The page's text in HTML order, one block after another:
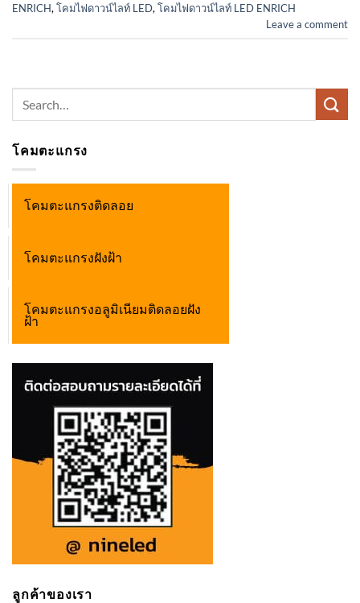
ENRICH, โคมไฟดาวน์ไลท์ LED, โคมไฟดาวน์ไลท์ LED ENRICH
Leave a comment
โคมตะแกรง
โคมตะแกรงติดลอย
โคมตะแกรงฝังฝ้า
โคมตะแกรงอลูมิเนียมติดลอยฝัง
ฝ้า
ลูกค้าของเรา